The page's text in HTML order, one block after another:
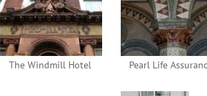
The Windmill Hotel Pearl Life